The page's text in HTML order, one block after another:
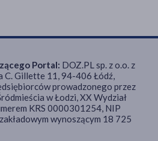
Portal: DOZ.PL sp. z o.o. z
C. Gillette 11, 94-406 Łódź,
prowadzonego przez
w Łodzi, XX Wydział
KRS 0000301254, NIP
wynoszącym 18 725